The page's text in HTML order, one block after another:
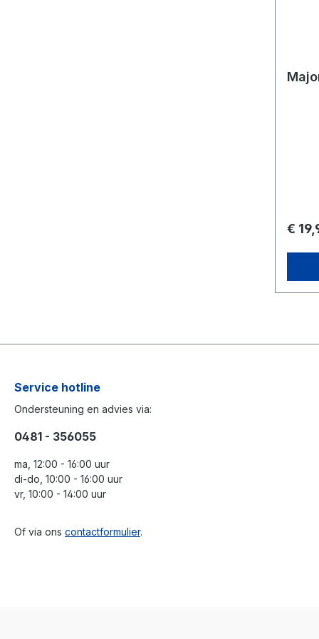
€
Service hotline
Ondersteuning en advies via:
0481 - 356055
ma, 12:00 - 16:00 uur
di-do, 10:00 - 16:00 uur
vr, 10:00 - 14:00 uur
Of via ons contactformulier.